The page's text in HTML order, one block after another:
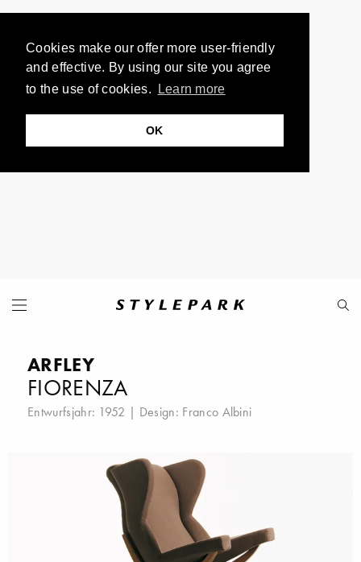
Cookies make our offer more user-friendly
and effective. By using our site you agree
to the use of cookies.
Learn more
OK
ARFLEY
FIORENZA
Entwurfsjahr: 1952 | Design: Franco Albini